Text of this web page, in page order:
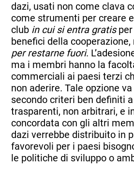
dazi, usati non come clava
come strumenti per creare
club in cui si entra gratis
benefici della
per restarne fuori.
ma i membri hanno la
commerciali ai paesi terzi
non aderire. Tale opzione
secondo criteri ben definiti
trasparenti, non arbitrari, e
concordata con gli altri
dazi verrebbe distribuito in
favorevoli per i paesi
le politiche di sviluppo o